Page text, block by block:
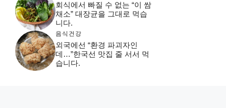
회식에서 빠질 수 없는 “이 쌈
채소” 대장균을 그대로 먹습
니다.
음식건강
외국에선 “환경 파괴자인
데…”한국선 맛집 줄 서서 먹
습니다.